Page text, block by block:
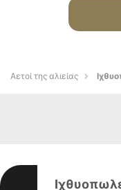
Αετοί της αλιείας